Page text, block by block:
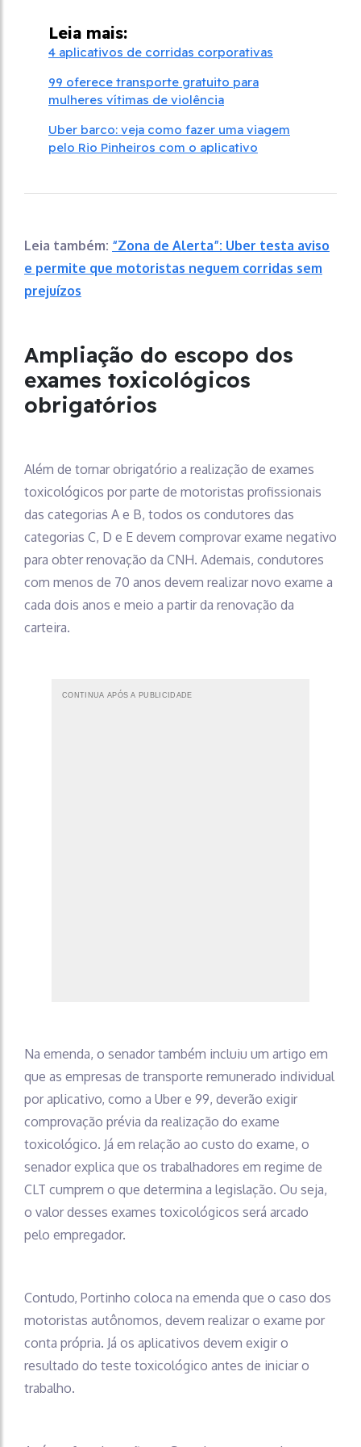
Leia mais:
4 aplicativos de corridas corporativas
99 oferece transporte gratuito para
mulheres vítimas de violência
Uber barco: veja como fazer uma viagem
pelo Rio Pinheiros com o aplicativo
Leia também: “Zona de Alerta”: Uber testa aviso
e permite que motoristas neguem corridas sem
prejuízos
Ampliação do escopo dos
exames toxicológicos
obrigatórios
Além de tornar obrigatório a realização de exames
toxicológicos por parte de motoristas profissionais
das categorias A e B, todos os condutores das
categorias C, D e E devem comprovar exame negativo
para obter renovação da CNH. Ademais, condutores
com menos de 70 anos devem realizar novo exame a
cada dois anos e meio a partir da renovação da
carteira.
CONTINUA APÓS A PUBLICIDADE
Na emenda, o senador também incluiu um artigo em
que as empresas de transporte remunerado individual
por aplicativo, como a Uber e 99, deverão exigir
comprovação prévia da realização do exame
toxicológico. Já em relação ao custo do exame, o
senador explica que os trabalhadores em regime de
CLT cumprem o que determina a legislação. Ou seja,
o valor desses exames toxicológicos será arcado
pelo empregador.
Contudo, Portinho coloca na emenda que o caso dos
motoristas autônomos, devem realizar o exame por
conta própria. Já os aplicativos devem exigir o
resultado do teste toxicológico antes de iniciar o
trabalho.